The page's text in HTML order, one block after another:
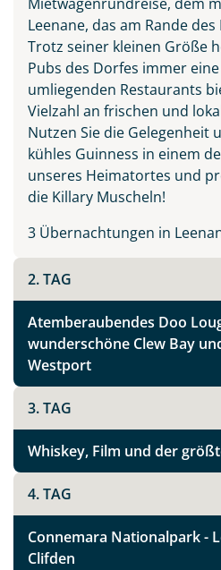
Irland - die grüne
Facebook
Instagram
X
WhatsApp
per E-Mail senden
Leenane, das am Rande
Trotz seiner kleinen Größe
Pubs des Dorfes immer
umliegenden Restaurants
Vielzahl an frischen und
Nutzen Sie die Gelegenheit
kühles Guinness in einem
unseres Heimatortes und
die Killary Muscheln!
3 Übernachtungen in
2. TAG
Atemberaubendes Doo
wunderschöne Clew Bay
Westport
3. TAG
Whiskey, Film und der
4. TAG
Connemara Nationalpark -
Clifden